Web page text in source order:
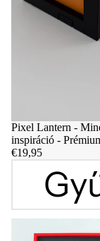
Pixel Lantern -
inspiráció -
€19,95